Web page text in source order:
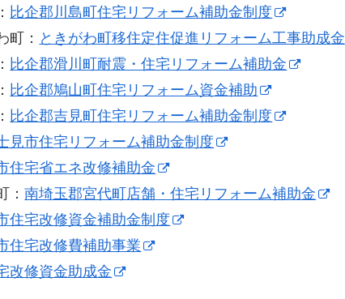
比企郡川島町住宅リフォーム補助金制度
町： ときがわ町移住定住促進リフォーム工事助成金
比企郡滑川町耐震・住宅リフォーム補助金
比企郡鳩山町住宅リフォーム資金補助
比企郡吉見町住宅リフォーム補助金制度
見市住宅リフォーム補助金制度
住宅省エネ改修補助金
：南埼玉郡宮代町店舗・住宅リフォーム補助金
住宅改修資金補助金制度
住宅改修費補助事業
改修資金助成金